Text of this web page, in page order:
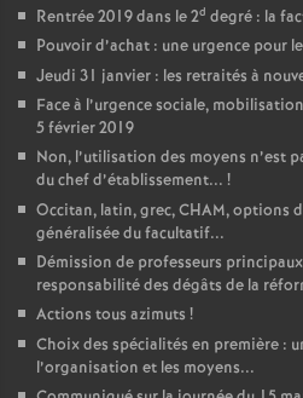
Rentrée 2019 dans le 2d degré : la
Pouvoir d’achat : une urgence pour
Jeudi 31 janvier : les retraités à
Face à l’urgence sociale,
5 février 2019
Non, l’utilisation des moyens n’est
du chef d’établissement... !
Occitan, latin, grec, CHAM, options
généralisée du facultatif...
Démission de professeurs
responsabilité des dégâts de la
Actions tous azimuts !
Choix des spécialités en première :
l’organisation et les moyens...